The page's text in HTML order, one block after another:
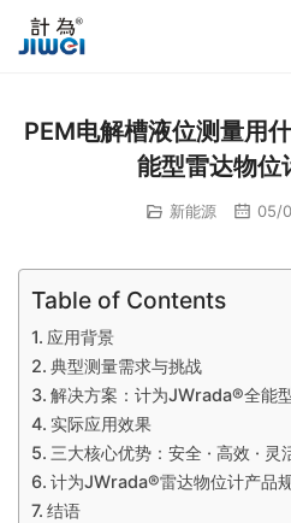
PEM电解槽液位测量用
能型雷达物位
新能源 05/
Table of Contents
应用背景
典型测量需求与挑战
解决方案：计为JWrada®全能
实际应用效果
三大核心优势：安全 · 高效 · 灵
计为JWrada®雷达物位计产品
结语